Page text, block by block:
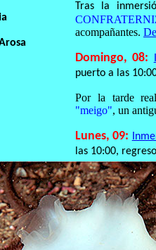
Tras la
acompañantes.
Domingo, 08:
puerto a las
Por la tarde
"meigo", un
Lunes, 09:
las 10:00,